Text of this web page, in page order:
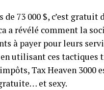
de 73 000 $, c’est
a révélé comment la
à payer pour leurs
utilisant ces tactiques
Tax Heaven
et sexy.